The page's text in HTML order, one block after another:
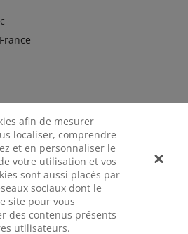
afin de mesurer
localiser, comprendre
et en personnaliser le
votre utilisation et vos
sont aussi placés par
sociaux dont le
site pour vous
des contenus présents
utilisateurs.